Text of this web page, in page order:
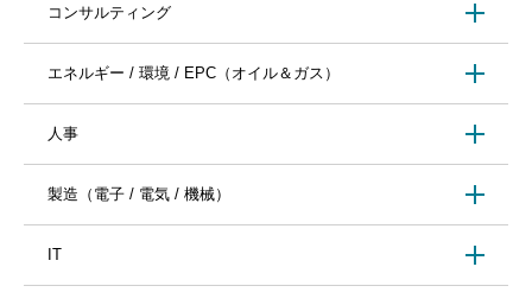
コンサルティング
エネルギー / 環境 / EPC（オイル＆ガス）
人事
製造（電子 / 電気 / 機械）
IT